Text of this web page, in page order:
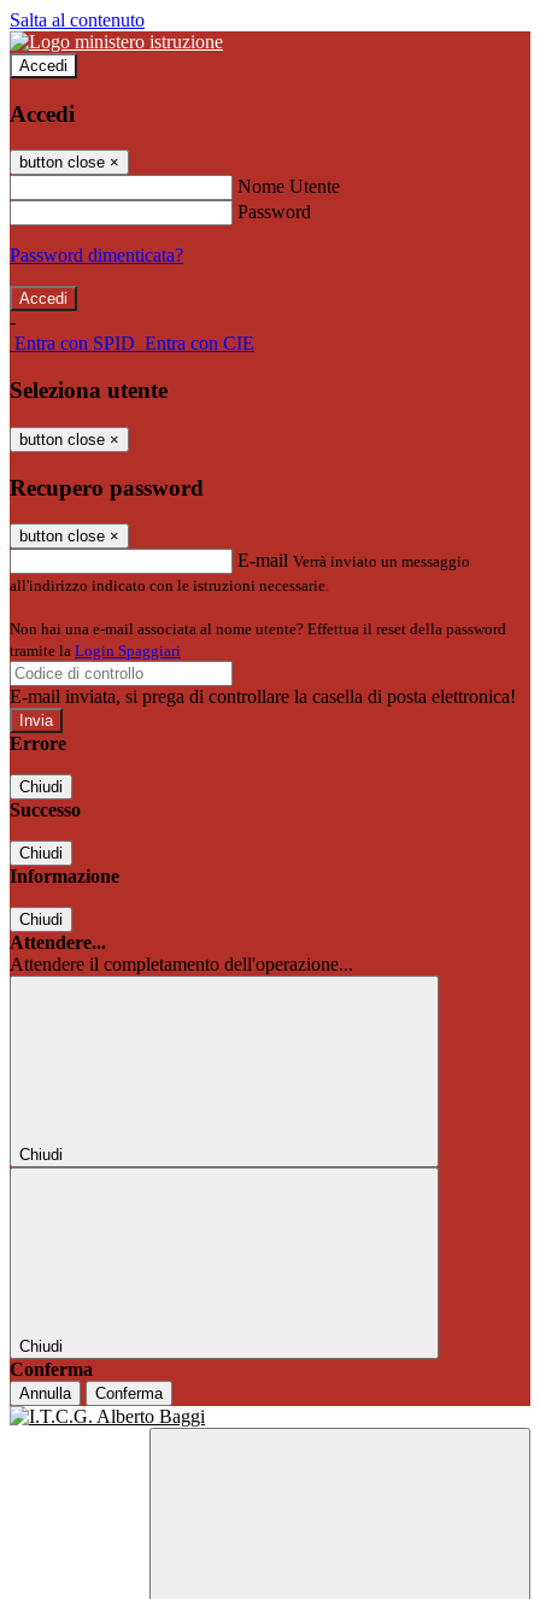
Salta al contenuto
Accedi
Accedi
button close ×
Nome Utente
Password
Password dimenticata?
-
Entra con SPID Entra con CIE
Seleziona utente
button close ×
Recupero password
button close ×
E-mail Verrà inviato un messaggio
all'indirizzo indicato con le istruzioni necessarie.
Non hai una e-mail associata al nome utente? Effettua il reset della password
tramite la Login Spaggiari
E-mail inviata, si prega di controllare la casella di posta elettronica!
Errore
Chiudi
Successo
Chiudi
Informazione
Chiudi
Attendere...
Attendere il completamento dell'operazione...
Chiudi
Chiudi
Conferma
Annulla Conferma